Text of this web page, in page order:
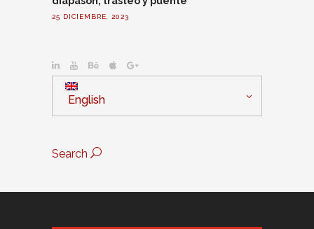
25 DICIEMBRE, 2023
English
Search